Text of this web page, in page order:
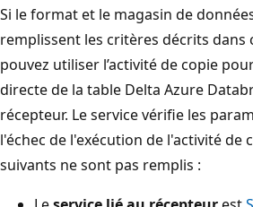
Si le format et le magasin de
remplissent les critères décrits dans
pouvez utiliser l’activité de copie
directe de la table Delta Azure
récepteur. Le service vérifie les
l'échec de l'exécution de l'activité de
suivants ne sont pas remplis :